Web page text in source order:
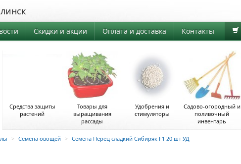
Скидки и акции Оплата и доставка Контакты
Средства защиты
растений
Товары для
выращивания
рассады
Удобрения и
стимуляторы
Садово-огородный и
поливочный
инвентарь
> Семена овощей > Семена Перец сладкий Сибиряк F1 20 шт УД